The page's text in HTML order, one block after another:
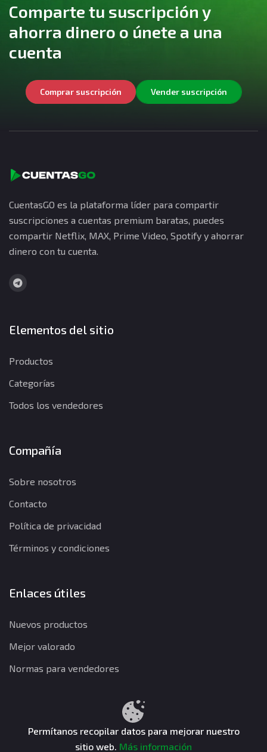
Comparte tu suscripción y
ahorra dinero o únete a una
cuenta
Comprar suscripción Vender suscripción
CuentasGO es la plataforma líder para compartir
suscripciones a cuentas premium baratas, puedes
compartir Netflix, MAX, Prime Video, Spotify y ahorrar
dinero con tu cuenta.
Elementos del sitio
Productos
Categorías
Todos los vendedores
Compañía
Sobre nosotros
Contacto
Política de privacidad
Términos y condiciones
Enlaces útiles
Nuevos productos
Mejor valorado
Normas para vendedores
Términos y condiciones
CuentasGO © 2026. Todos los derechos reservados.
Permítanos recopilar datos para mejorar nuestro
sitio web. Más información